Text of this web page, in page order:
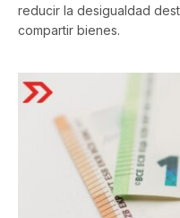
reducir la desigualdad
compartir bienes.